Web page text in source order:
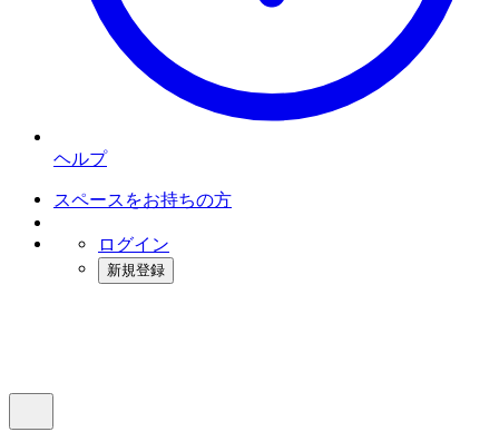
ヘルプ
スペースをお持ちの方
ログイン
新規登録